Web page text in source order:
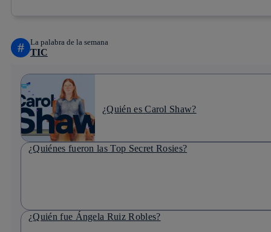
# La palabra de la semana
TIC
¿Quién es Carol Shaw?
¿Quiénes fueron las Top Secret Rosies?
¿Quién fue Ángela Ruiz Robles?